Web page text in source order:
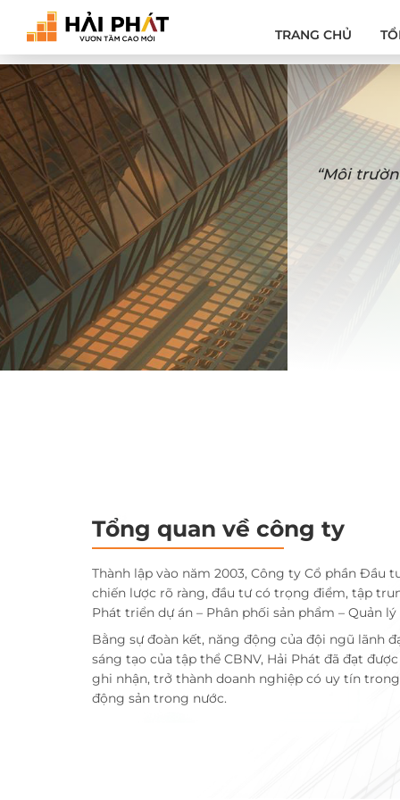
TRANG CHỦ
“Môi
Tổng quan về công ty
Thành lập vào năm 2003, Công ty Cổ phần Đầu
chiến lược rõ ràng, đầu tư có trọng điểm, tập
Phát triển dự án – Phân phối sản phẩm – Quản
Bằng sự đoàn kết, năng động của đội ngũ lãnh
sáng tạo của tập thể CBNV, Hải Phát đã đạt
ghi nhận, trở thành doanh nghiệp có uy tín
động sản trong nước.